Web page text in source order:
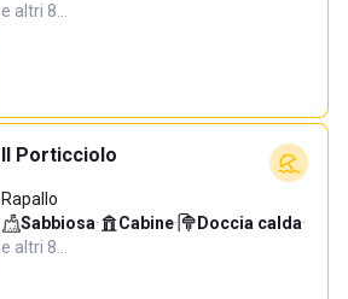
e altri 8…
Il Porticciolo
Rapallo
Sabbiosa· Cabine· Doccia calda·
e altri 8…